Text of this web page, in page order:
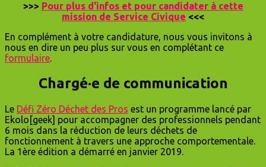
>>> Pour plus d'infos et pour candidater à cette
mission de Service Civique <<<
En complément à votre candidature, nous vous invitons à
nous en dire un peu plus sur vous en complétant ce
formulaire.
Chargé·e de communication
Le Défi Zéro Déchet des Pros est un programme lancé par
Ekolo[geek] pour accompagner des professionnels pendant
6 mois dans la réduction de leurs déchets de
fonctionnement à travers une approche comportementale.
La 1ère édition a démarré en janvier 2019.